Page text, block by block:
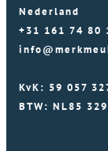
Nederland
+31 161 74 80
KvK: 59 057
BTW: NL85